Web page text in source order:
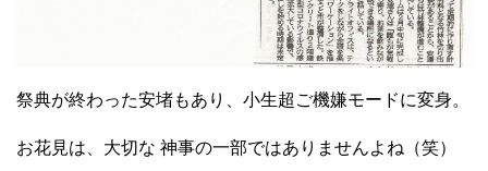
祭典が終わった安堵もあり、小生超ご機嫌モードに変身。
お花見は、大切な 神事の一部ではありませんよね（笑）